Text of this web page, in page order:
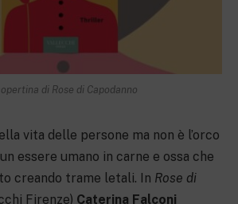
di Rose di Capodanno
vita delle persone ma non è l’orco
essere umano in carne e ossa che
creando trame letali. In Rose di
Firenze) Caterina Falconi